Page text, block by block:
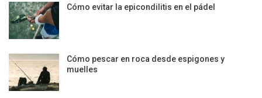
Cómo evitar la epicondilitis en el pádel
Cómo pescar en roca desde espigones y
muelles